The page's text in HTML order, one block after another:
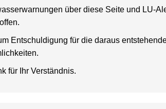
über diese Seite und LU-
Entschuldigung für die daraus
für Ihr Verständnis.